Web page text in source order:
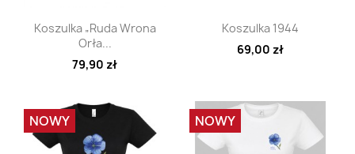
Szybki podgląd
Koszulka „Ruda Wrona
Orła...
79,90 zł
Szybki podgląd
Koszulka 1944
69,00 zł
NOWY NOWY